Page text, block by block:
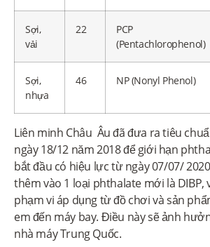
Sợi,
vải
22
PCP
(Pentachlorophenol)
Sợi,
nhựa
46 NP (Nonyl Phenol)
Liên minh Châu Âu đã đưa ra tiêu
ngày 18/12 năm 2018 để giới hạn
bắt đầu có hiệu lực từ ngày 07/07/
thêm vào 1 loại phthalate mới là DIBP,
phạm vi áp dụng từ đồ chơi và sản
em đến máy bay. Điều này sẽ ảnh
nhà máy Trung Quốc.